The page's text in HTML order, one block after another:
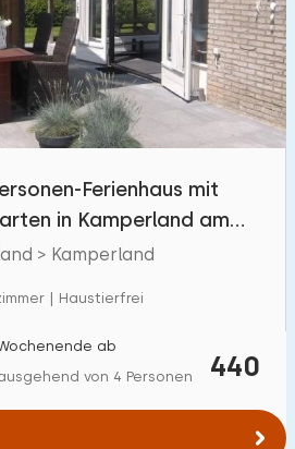
2 5
Ferienhaus mit
in Kamperland am
> Kamperland
| Haustierfrei
440
ab
von 4 Personen